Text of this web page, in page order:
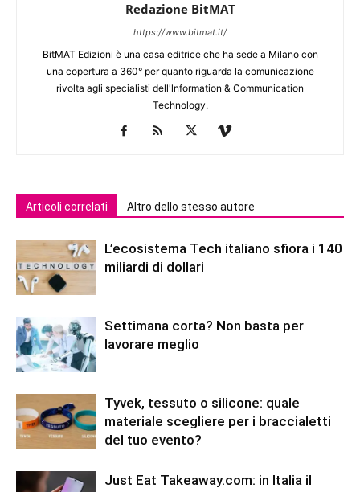
Redazione BitMAT
https://www.bitmat.it/
BitMAT Edizioni è una casa editrice che ha sede a Milano con
una copertura a 360° per quanto riguarda la comunicazione
rivolta agli specialisti dell'lnformation & Communication
Technology.
Articoli correlati Altro dello stesso autore
L’ecosistema Tech italiano sfiora i 140
miliardi di dollari
Settimana corta? Non basta per
lavorare meglio
Tyvek, tessuto o silicone: quale
materiale scegliere per i braccialetti
del tuo evento?
Just Eat Takeaway.com: in Italia il